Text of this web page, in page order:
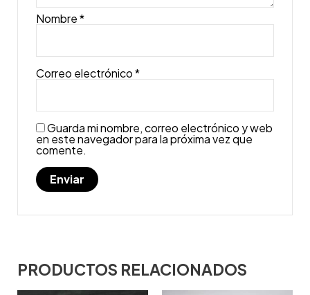
Nombre*
Correo electrónico*
Guarda mi nombre, correo electrónico y web
en este navegador para la próxima vez que
comente.
PRODUCTOS RELACIONADOS